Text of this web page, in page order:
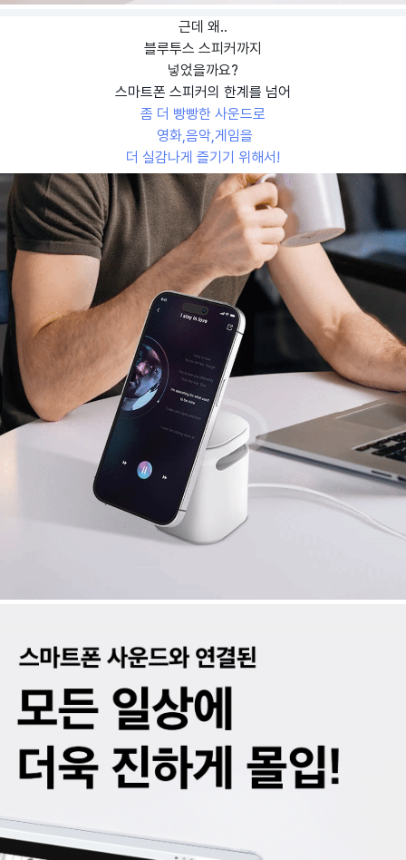
근데 왜..
블루투스 스피커까지
넣었을까요?
스마트폰 스피커의 한계를 넘어
좀 더 빵빵한 사운드로
영화,음악,게임을
더 실감나게 즐기기 위해서!